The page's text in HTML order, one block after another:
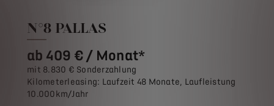
N°8 PALLAS
ab 409 € / Monat*
mit 8.830 € Sonderzahlung
Kilometerleasing: Laufzeit 48 Monate, Laufleistung
10.000km/Jahr